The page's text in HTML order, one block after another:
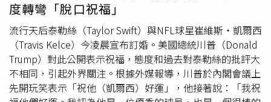
（Karen Bass）亦向《CNN》表示：「這只是另一項政治
報復的行動之一，撤除安全保護、開除官員……這些行為都
危及前副總統的安全，我將與州長合作，確保 賀錦麗在洛杉
磯的安全無虞。」
度轉彎「脫口祝福」
流行天后泰勒絲（Taylor Swift）與NFL球星崔維斯‧凱爾西
（Travis Kelce）今凌晨宣布訂婚。美國總統川普（Donald
Trump）對此公開表示祝福，態度和過去對泰勒絲的批評大
不相同，引起外界關注。根據外媒報導，川普於內閣會議上
先開玩笑表示「祝他（凱爾西）好運」，他接著說：「我祝